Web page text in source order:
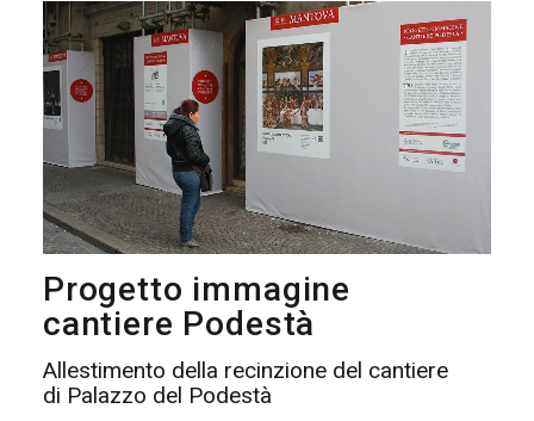
Progetto immagine
cantiere Podestà
Allestimento della recinzione del cantiere
di Palazzo del Podestà